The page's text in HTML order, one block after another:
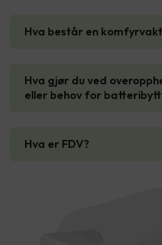
Hva består en
Hva gjør du ved
eller behov for
Hva er FDV?